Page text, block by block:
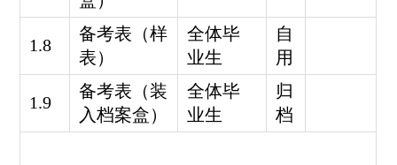
1.8
备考表（样
表）
全体毕
业生
自
用
1.9
备考表（装
入档案盒）
全体毕
业生
归
档